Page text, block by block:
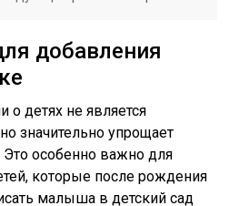
добавления
детях не является
значительно упрощает
Это особенно важно для
которые после рождения
малыша в детский сад